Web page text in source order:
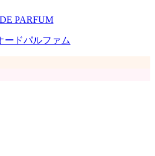
PARFUM
ードパルファム